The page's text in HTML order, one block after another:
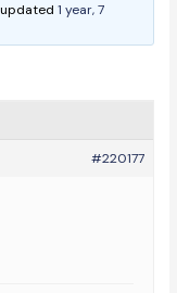
updated1 year, 7
#220177